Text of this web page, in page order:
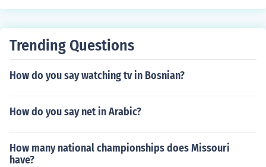
Trending Questions
How do you say watching tv in Bosnian?
How do you say net in Arabic?
How many national championships does Missouri
have?